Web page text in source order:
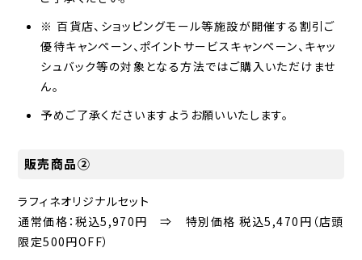
※ 百貨店、ショッピングモール等施設が開催する割引ご
優待キャンペーン、ポイントサービスキャンペーン、キャッ
シュバック等の対象となる方法ではご購入いただけませ
ん。
予めご了承くださいますようお願いいたします。
販売商品②
ラフィネオリジナルセット
通常価格：税込5,970円 ⇒ 特別価格 税込5,470円（店頭
限定500円OFF）